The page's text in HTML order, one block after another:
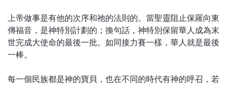
上帝做事是有他的次序和祂的法則的。當聖靈阻止保羅向東
傳福音，是神特別計劃的；換句話，神特別保留華人成為末
世完成大使命的最後一批。如同接力賽一樣，華人就是最後
一棒。
每一個民族都是神的寶貝，也在不同的時代有神的呼召，若